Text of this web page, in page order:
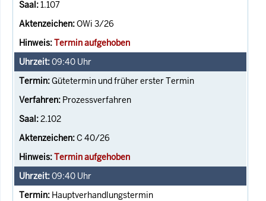
1.107
OWi 3/26
Termin aufgehoben
09:40 Uhr
Gütetermin und früher erster Termin
Prozessverfahren
2.102
C 40/26
Termin aufgehoben
09:40 Uhr
Hauptverhandlungstermin